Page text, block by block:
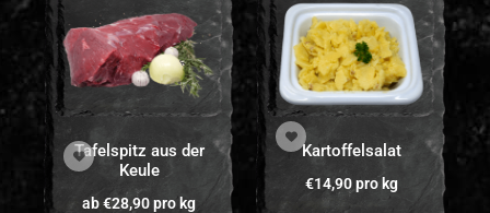
Tafelspitz aus der
Keule
ab€28,90pro kg
Kartoffelsalat
€14,90pro kg